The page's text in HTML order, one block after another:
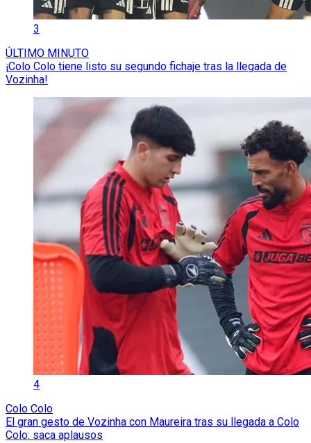
3
ÚLTIMO MINUTO
¡Colo Colo tiene listo su segundo fichaje tras la llegada de
Vozinha!
4
Colo Colo
El gran gesto de Vozinha con Maureira tras su llegada a Colo
Colo: saca aplausos